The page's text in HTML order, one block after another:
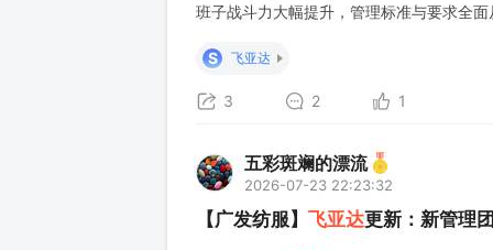
班子战斗力大幅提升，管理标准与要求全
S
飞亚达
3 2 1
五彩斑斓的漂流
2026-07-23 22:23:32
【广发纺服】 飞亚达更新：新管理